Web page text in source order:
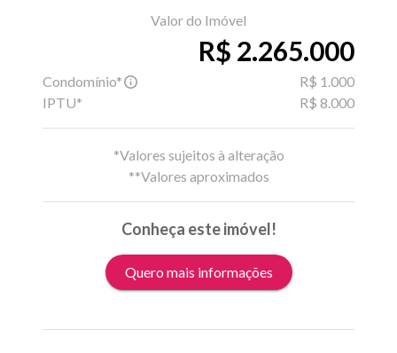
Valor do Imóvel
R$ 2.265.000
Condomínio*
R$ 1.000
IPTU*
R$ 8.000
*Valores sujeitos à alteração
**Valores aproximados
Conheça este imóvel!
Quero mais informações